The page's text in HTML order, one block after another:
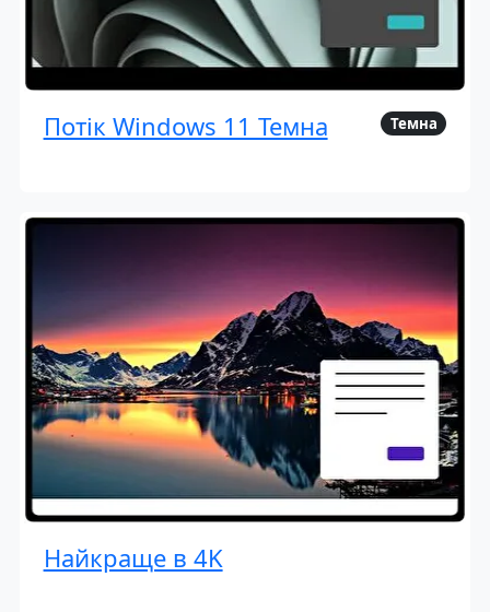
Потік Windows 11 Темна Темна
Найкраще в 4K